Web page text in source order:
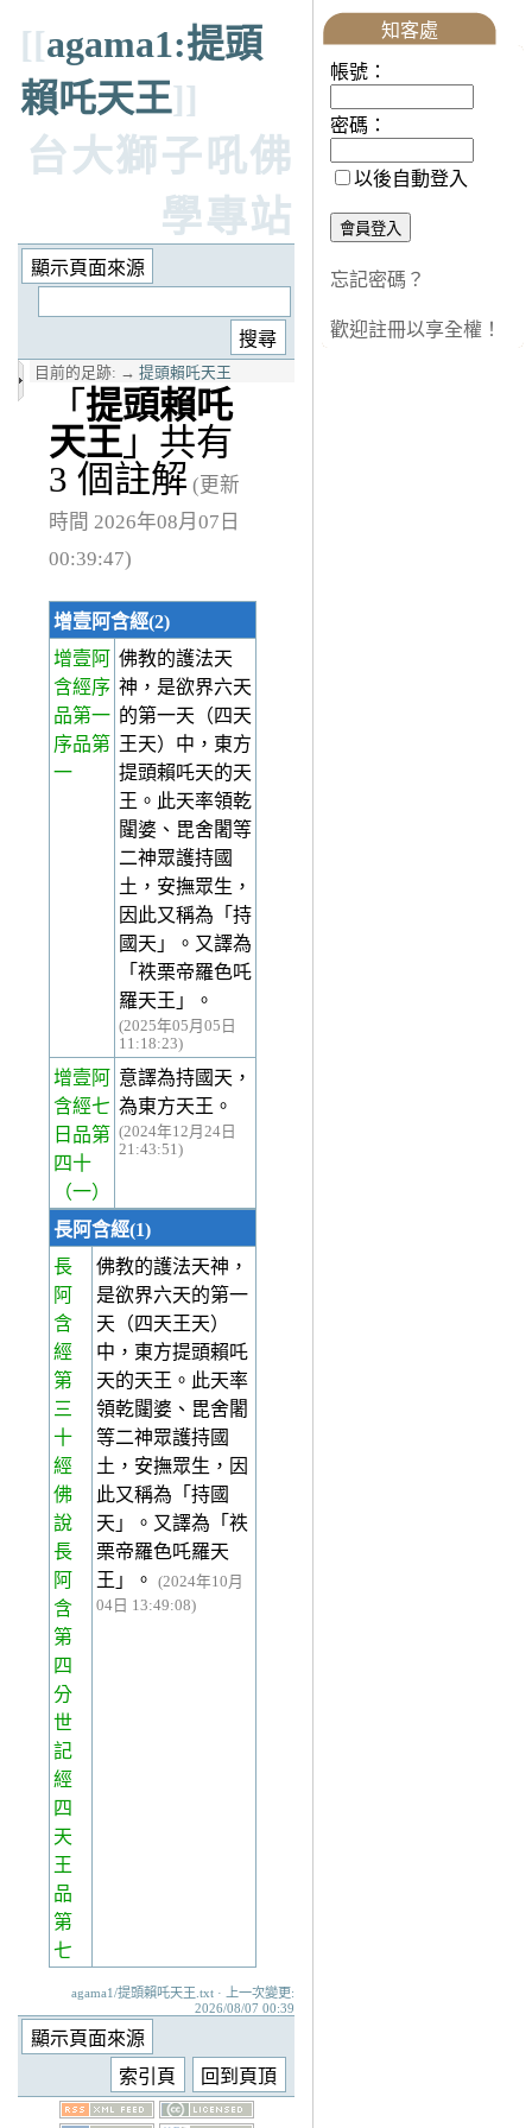
[[agama1:提頭
賴吒天王]]
台大獅子吼佛
學專站
目前的足跡: → 提頭賴吒天王
「 提頭賴吒
天王 」共有
3 個註解 (更新
時間 2026年08月07日
00:39:47)
增壹阿含經(2)
增壹阿
含經序
品第一
序品第
一
佛教的護法天
神，是欲界六天
的第一天（四天
王天）中，東方
提頭賴吒天的天
王。此天率領乾
闥婆、毘舍闍等
二神眾護持國
土，安撫眾生，
因此又稱為「持
國天」。又譯為
「袟栗帝羅色吒
羅天王」。
(2025年05月05日
11:18:23)
增壹阿
含經七
日品第
四十
（一）
意譯為持國天，
為東方天王。
(2024年12月24日
21:43:51)
長阿含經(1)
長
阿
含
經
第
三
十
經
佛
說
長
阿
含
第
四
分
世
記
經
四
天
王
品
第
七
佛教的護法天神，
是欲界六天的第一
天（四天王天）
中，東方提頭賴吒
天的天王。此天率
領乾闥婆、毘舍闍
等二神眾護持國
土，安撫眾生，因
此又稱為「持國
天」。又譯為「袟
栗帝羅色吒羅天
王」。
(2024年10月
04日 13:49:08)
agama1/提頭賴吒天王.txt · 上一次變更:
2026/08/07 00:39
知客處
帳號：
密碼：
以後自動登入
忘記密碼？
歡迎註冊以享全權！